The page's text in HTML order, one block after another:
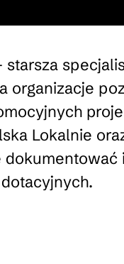
starsza
organizacje
Lokalnie